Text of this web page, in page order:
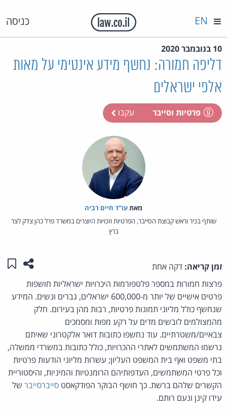
כניסה EN
10 בנובמבר 2020
דליפה חמורה: נחשף מידע אינטימי על מאות
אלפי ישראלים
פרטיות וסייבר עקבו
מאת‏עו"ד חיים רביה
שותף בכיר וראש קבוצת הסייבר, הפרטיות וזכויות היוצרים במשרד פרל כהן צדק לצר
ברץ
זמן קריאה: דקה אחת שתפו
פרצות חמורות במספר פלטפורמות היכרויות ישראליות חושפות
פרטים אישיים של יותר מ-600,000 ישראלים, גברים ונשים. המידע
שנחשף כולל מליוני תמונות פרטיות, רבות מהן בעירום. חלק
מהמצולמים לובשים מדים על רקע מפות ומסמכים
צבאיים/משטרתיים. עוד נחשפו כתובות דואר אלקטרוני שאיתם
נרשמו המשתמשים לאתרי ההכרויות, כולל כתובות במשרדי ממשלה,
בתי משפט ואף בית המשפט העליון; עשרות מליוני הודעות פרטיות
וכל פרטי המשתמשים, העדפותיהם הרומנטיות והמיניות, והיסטוריית
הקשרים שלהם ברשת. כך חושף הבוקר הפודקאסט סייברסייבר של
עידו קינן ונעם רותם.